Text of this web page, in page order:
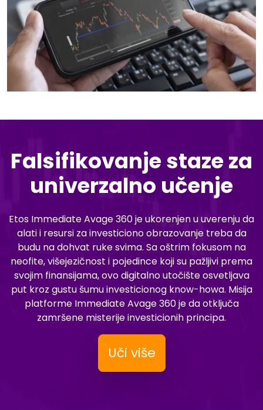
Falsifikovanje staze za
univerzalno učenje
Etos Immediate Avage 360 je ukorenjen u uverenju da
alati i resursi za investiciono obrazovanje treba da
budu na dohvat ruke svima. Sa oštrim fokusom na
neofite, višejezičnost i pojedince koji su pažljivi prema
svojim finansijama, ovo digitalno utočište osvetljava
put kroz gustu šumu investicionog know-howa. Misija
platforme Immediate Avage 360 je da otključa
zamršene misterije investicionih principa.
Uči više